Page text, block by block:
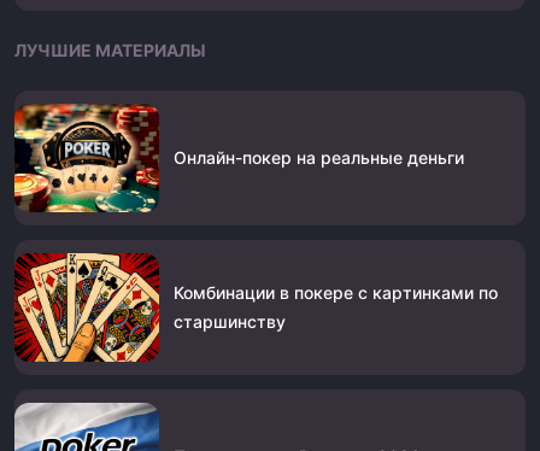
ЛУЧШИЕ МАТЕРИАЛЫ
Онлайн-покер на реальные деньги
Комбинации в покере с картинками по
старшинству